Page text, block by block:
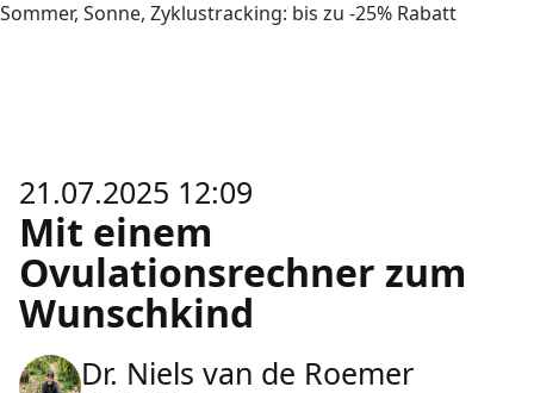
Sommer, Sonne, Zyklustracking: bis zu -25% Rabatt
21.07.2025 12:09
Mit einem
Ovulationsrechner zum
Wunschkind
Dr. Niels van de Roemer